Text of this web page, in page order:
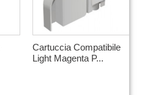
Cartuccia Compatibile
Light Magenta P...